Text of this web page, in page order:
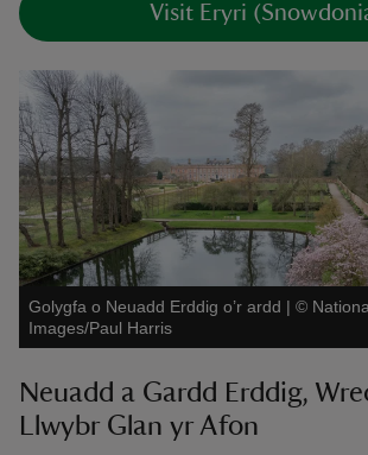
Visit Eryri
Golygfa o Neuadd Erddig o’r ardd | ©
Images/Paul Harris
Neuadd a Gardd Erddig,
Llwybr Glan yr Afon